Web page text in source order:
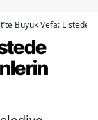
Büyük Vefa: Listede